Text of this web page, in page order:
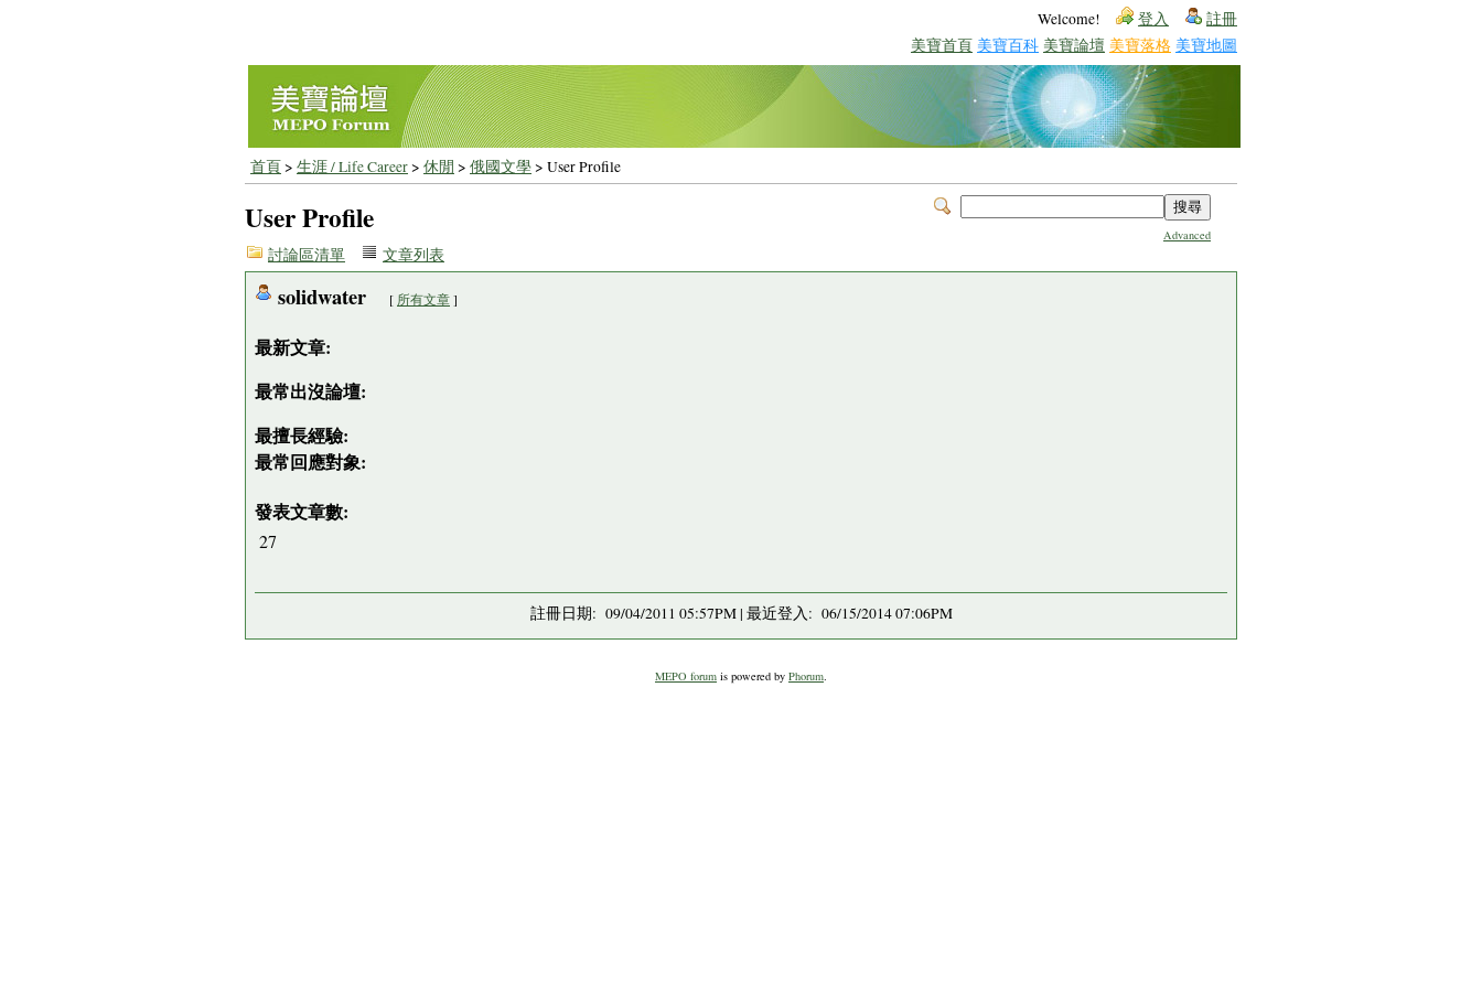
Welcome! 登入 註冊
美寶首頁 美寶百科 美寶論壇 美寶落格 美寶地圖
首頁> 生涯 / Life Career> 休閒 > 俄國文學> User Profile
Advanced
User Profile
討論區清單 文章列表
solidwater [ 所有文章]
最新文章:
最常出沒論壇:
最擅長經驗:
最常回應對象:
發表文章數:
27
註冊日期: 09/04/2011 05:57PM | 最近登入: 06/15/2014 07:06PM
MEPO forum is powered by Phorum.